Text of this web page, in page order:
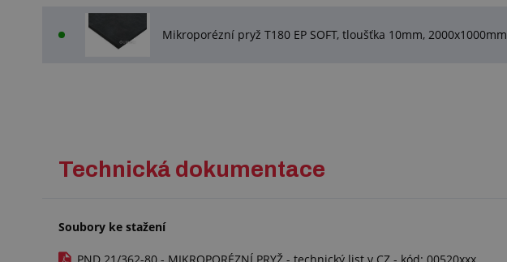
Mikroporézní pryž T180 EP SOFT, tloušťka 10mm, 2000x1000mm
Technická dokumentace
Soubory ke stažení